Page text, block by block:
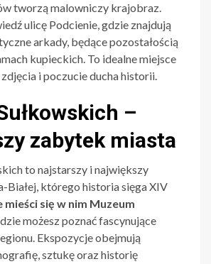
tworzą malowniczy krajobraz.
ulicę Podcienie, gdzie znajdują
arkady, będące pozostałością
kupieckich. To idealne miejsce
i poczucie ducha historii.
–
zabytek miasta
to najstarszy i największy
Białej, którego historia sięga XIV
mieści się w nim Muzeum
możesz poznać fascynujące
Ekspozycje obejmują
sztukę oraz historię